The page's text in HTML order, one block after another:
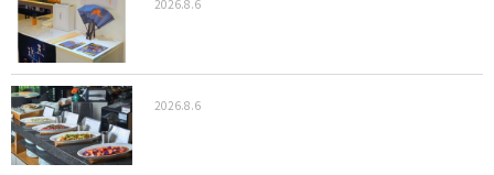
2026.8.6
2026.8.6